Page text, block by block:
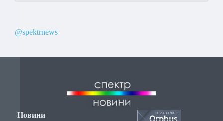
@spektrnews
Новини